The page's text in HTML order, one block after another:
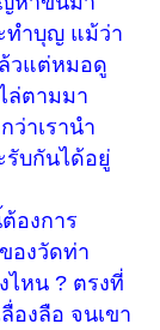
ทำบุญ แม้ว่า
วแต่หมอดู
ล่ตามมา
ว่าเรานำ
รับกันได้อยู่
องการ
องวัดท่า
ไหน ? ตรงที่
องลือ จนเขา